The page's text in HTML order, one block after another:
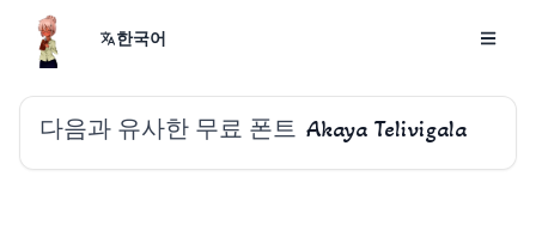
한국어
다음과 유사한 무료 폰트 Akaya Telivigala